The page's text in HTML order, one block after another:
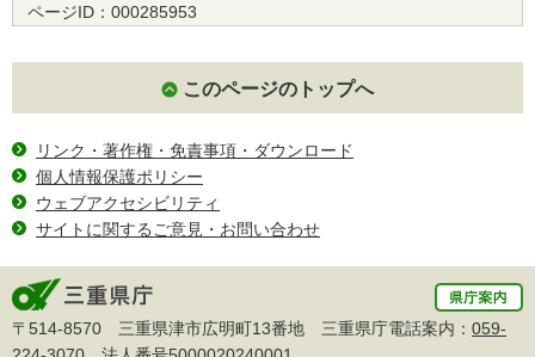
ページID： 000285953
このページのトップへ
リンク・著作権・免責事項・ダウンロード
個人情報保護ポリシー
ウェブアクセシビリティ
サイトに関するご意見・お問い合わせ
〒514-8570 三重県津市広明町13番地 三重県庁電話案内： 059-